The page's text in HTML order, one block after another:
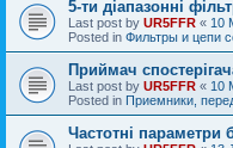
5-ти діапазонні
Last post by UR5FFR « 10
Posted in Фильтры и цепи
Приймач
Last post by UR5FFR « 10
Posted in Приемники,
Частотні параметри